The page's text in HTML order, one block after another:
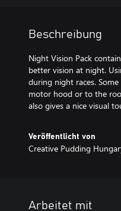
Beschreibung
Night Vision Pack
better vision at night.
during night races.
motor hood or to the
also gives a nice visual
Veröffentlicht von
Creative Pudding
Arbeitet mit